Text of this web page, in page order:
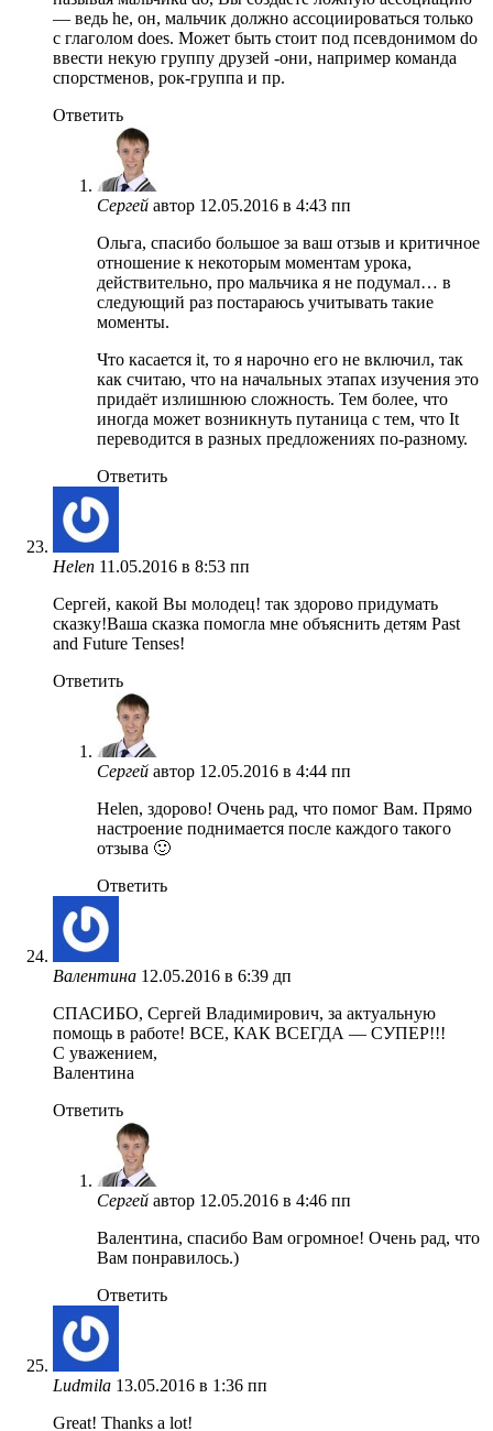
— ведь he, он, мальчик должно ассоциироваться только
с глаголом does. Может быть стоит под псевдонимом do
ввести некую группу друзей -они, например команда
спорстменов, рок-группа и пр.
Ответить
Сергей автор 12.05.2016 в 4:43 пп
Ольга, спасибо большое за ваш отзыв и критичное
отношение к некоторым моментам урока,
действительно, про мальчика я не подумал… в
следующий раз постараюсь учитывать такие
моменты.
Что касается it, то я нарочно его не включил, так
как считаю, что на начальных этапах изучения это
придаёт излишнюю сложность. Тем более, что
иногда может возникнуть путаница с тем, что It
переводится в разных предложениях по-разному.
Ответить
Helen 11.05.2016 в 8:53 пп
Сергей, какой Вы молодец! так здорово придумать
сказку!Ваша сказка помогла мне объяснить детям Past
and Future Tenses!
Ответить
Сергей автор 12.05.2016 в 4:44 пп
Helen, здорово! Очень рад, что помог Вам. Прямо
настроение поднимается после каждого такого
отзыва 🙂
Ответить
Валентина 12.05.2016 в 6:39 дп
СПАСИБО, Сергей Владимирович, за актуальную
помощь в работе! ВСЕ, КАК ВСЕГДА — СУПЕР!!!
С уважением,
Валентина
Ответить
Сергей автор 12.05.2016 в 4:46 пп
Валентина, спасибо Вам огромное! Очень рад, что
Вам понравилось.)
Ответить
Ludmila 13.05.2016 в 1:36 пп
Great! Thanks a lot!